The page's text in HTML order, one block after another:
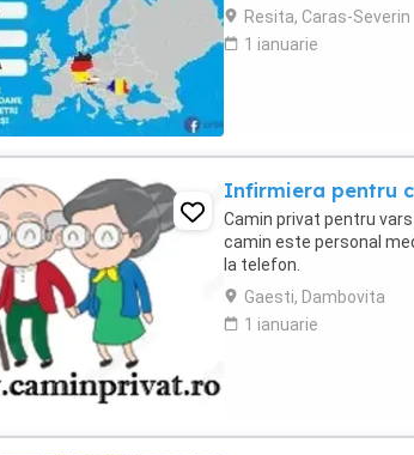
Resita, Caras-Severin
1 ianuarie
Infirmiera pentru
Camin privat pentru
camin este personal
la telefon.
Gaesti, Dambovita
1 ianuarie